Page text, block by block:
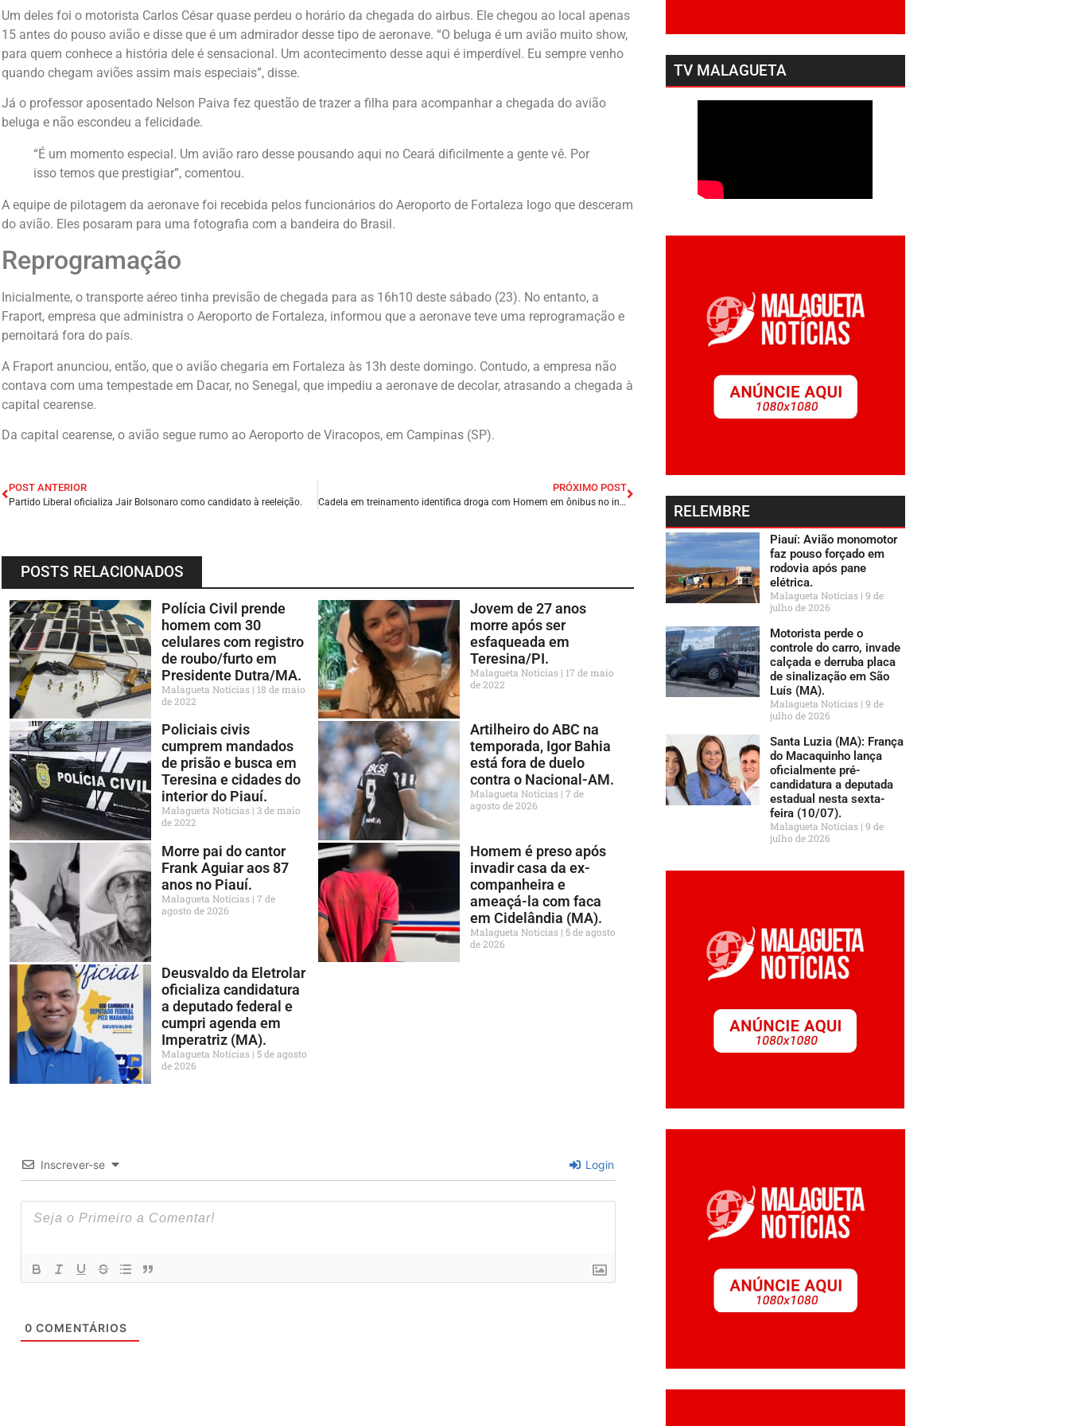
Um deles foi o motorista Carlos César quase perdeu o horário da chegada do airbus. Ele chegou ao local apenas
15 antes do pouso avião e disse que é um admirador desse tipo de aeronave. “O beluga é um avião muito show,
para quem conhece a história dele é sensacional. Um acontecimento desse aqui é imperdível. Eu sempre venho
quando chegam aviões assim mais especiais”, disse.
Já o professor aposentado Nelson Paiva fez questão de trazer a filha para acompanhar a chegada do avião
beluga e não escondeu a felicidade.
“É um momento especial. Um avião raro desse pousando aqui no Ceará dificilmente a gente vê. Por
isso temos que prestigiar”, comentou.
A equipe de pilotagem da aeronave foi recebida pelos funcionários do Aeroporto de Fortaleza logo que desceram
do avião. Eles posaram para uma fotografia com a bandeira do Brasil.
Reprogramação
Inicialmente, o transporte aéreo tinha previsão de chegada para as 16h10 deste sábado (23). No entanto, a
Fraport, empresa que administra o Aeroporto de Fortaleza, informou que a aeronave teve uma reprogramação e
pernoitará fora do país.
A Fraport anunciou, então, que o avião chegaria em Fortaleza às 13h deste domingo. Contudo, a empresa não
contava com uma tempestade em Dacar, no Senegal, que impediu a aeronave de decolar, atrasando a chegada à
capital cearense.
Da capital cearense, o avião segue rumo ao Aeroporto de Viracopos, em Campinas (SP).
POST ANTERIOR
Partido Liberal oficializa Jair Bolsonaro como candidato à reeleição.
PRÓXIMO POST
Cadela em treinamento identifica droga com Homem em ônibus no interior da Bahia.
POSTS RELACIONADOS
Polícia Civil prende
homem com 30
celulares com registro
de roubo/furto em
Presidente Dutra/MA.
Malagueta Notícias
18 de maio
de 2022
Jovem de 27 anos
morre após ser
esfaqueada em
Teresina/PI.
Malagueta Notícias
17 de maio
de 2022
Policiais civis
cumprem mandados
de prisão e busca em
Teresina e cidades do
interior do Piauí.
Malagueta Notícias 3 de maio
de 2022
Artilheiro do ABC na
temporada, Igor Bahia
está fora de duelo
contra o Nacional-AM.
Malagueta Notícias 7 de
agosto de 2026
Morre pai do cantor
Frank Aguiar aos 87
anos no Piauí.
Malagueta Notícias 7 de
agosto de 2026
Homem é preso após
invadir casa da ex-
companheira e
ameaçá-la com faca
em Cidelândia (MA).
Malagueta Notícias 5 de agosto
de 2026
Deusvaldo da Eletrolar
oficializa candidatura
a deputado federal e
cumpri agenda em
Imperatriz (MA).
Malagueta Notícias 5 de agosto
de 2026
Inscrever-se Login
0 COMENTÁRIOS
TV MALAGUETA
RELEMBRE
Piauí: Avião monomotor
faz pouso forçado em
rodovia após pane
elétrica.
Malagueta Notícias 9 de
julho de 2026
Motorista perde o
controle do carro, invade
calçada e derruba placa
de sinalização em São
Luís (MA).
Malagueta Notícias 9 de
julho de 2026
Santa Luzia (MA): França
do Macaquinho lança
oficialmente pré-
candidatura a deputada
estadual nesta sexta-
feira (10/07).
Malagueta Notícias 9 de
julho de 2026